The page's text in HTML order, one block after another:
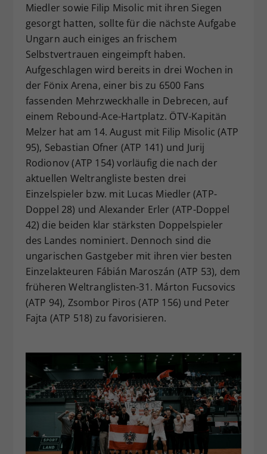
Miedler sowie Filip Misolic mit ihren Siegen
gesorgt hatten, sollte für die nächste Aufgabe
Ungarn auch einiges an frischem
Selbstvertrauen eingeimpft haben.
Aufgeschlagen wird bereits in drei Wochen in
der Fönix Arena, einer bis zu 6500 Fans
fassenden Mehrzweckhalle in Debrecen, auf
einem Rebound-Ace-Hartplatz. ÖTV-Kapitän
Melzer hat am 14. August mit Filip Misolic (ATP
95), Sebastian Ofner (ATP 141) und Jurij
Rodionov (ATP 154) vorläufig die nach der
aktuellen Weltrangliste besten drei
Einzelspieler bzw. mit Lucas Miedler (ATP-
Doppel 28) und Alexander Erler (ATP-Doppel
42) die beiden klar stärksten Doppelspieler
des Landes nominiert. Dennoch sind die
ungarischen Gastgeber mit ihren vier besten
Einzelakteuren Fábián Maroszán (ATP 53), dem
früheren Weltranglisten-31. Márton Fucsovics
(ATP 94), Zsombor Piros (ATP 156) und Peter
Fajta (ATP 518) zu favorisieren.